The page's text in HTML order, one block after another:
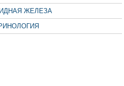
ЖЕЛЕЗА